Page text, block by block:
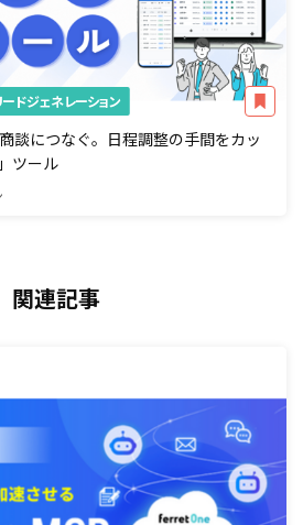
ードジェネレーション
談につなぐ。日程調整の手間をカッ
ツール
関連記事